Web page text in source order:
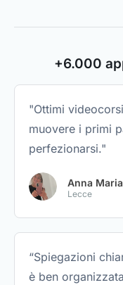
+6.000
"Ottimi
muovere i primi
perfezionarsi."
Anna Maria
Lecce
“Spiegazioni
è ben